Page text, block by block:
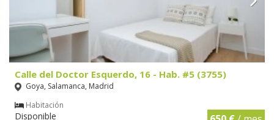
Calle del Doctor Esquerdo, 16 - Hab. #5 (3755)
Goya, Salamanca, Madrid
Habitación
Disponible